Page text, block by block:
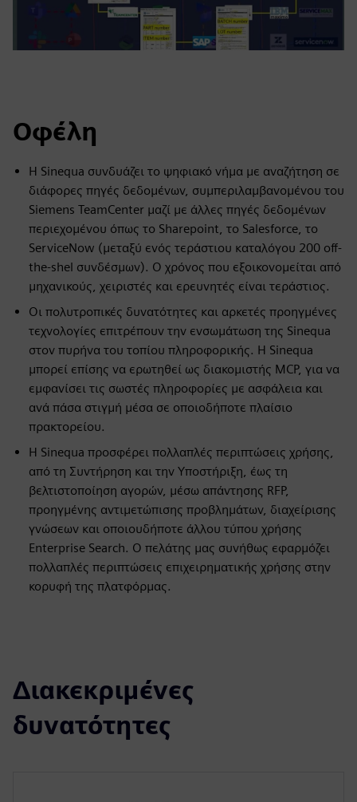
Οφέλη
Η Sinequa συνδυάζει το ψηφιακό νήμα με αναζήτηση σε
διάφορες πηγές δεδομένων, συμπεριλαμβανομένου του
Siemens TeamCenter μαζί με άλλες πηγές δεδομένων
περιεχομένου όπως το Sharepoint, το Salesforce, το
ServiceNow (μεταξύ ενός τεράστιου καταλόγου 200 off-
the-shel συνδέσμων). Ο χρόνος που εξοικονομείται από
μηχανικούς, χειριστές και ερευνητές είναι τεράστιος.
Οι πολυτροπικές δυνατότητες και αρκετές προηγμένες
τεχνολογίες επιτρέπουν την ενσωμάτωση της Sinequa
στον πυρήνα του τοπίου πληροφορικής. Η Sinequa
μπορεί επίσης να ερωτηθεί ως διακομιστής MCP, για να
εμφανίσει τις σωστές πληροφορίες με ασφάλεια και
ανά πάσα στιγμή μέσα σε οποιοδήποτε πλαίσιο
πρακτορείου.
Η Sinequa προσφέρει πολλαπλές περιπτώσεις χρήσης,
από τη Συντήρηση και την Υποστήριξη, έως τη
βελτιστοποίηση αγορών, μέσω απάντησης RFP,
προηγμένης αντιμετώπισης προβλημάτων, διαχείρισης
γνώσεων και οποιουδήποτε άλλου τύπου χρήσης
Enterprise Search. Ο πελάτης μας συνήθως εφαρμόζει
πολλαπλές περιπτώσεις επιχειρηματικής χρήσης στην
κορυφή της πλατφόρμας.
Διακεκριμένες
δυνατότητες